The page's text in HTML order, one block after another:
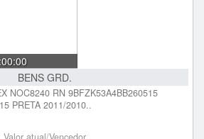
BENS GRD.
NOC8240 RN 9BFZK53A4BB260515
PRETA 2011/2010..